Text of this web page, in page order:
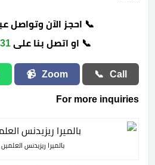
📞 احجز الآن وتواصل
📞 او اتصل بنا على
📹 Zoom 📞 Call
For more inquiries
بالميرا ريزيدنس